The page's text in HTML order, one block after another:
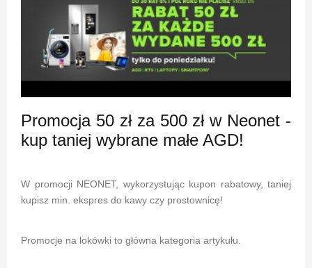
Promocja 50 zł za 500 zł w Neonet -
kup taniej wybrane małe AGD!
W promocji NEONET, wykorzystując kupon rabatowy, taniej
kupisz min. ekspres do kawy czy prostownicę!
Promocje na lokówki to główna kategoria artykułu.